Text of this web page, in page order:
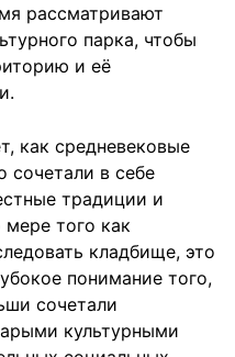
рассматривают
парка, чтобы
и её
как средневековые
сочетали в себе
традиции и
того как
кладбище, это
понимание того,
сочетали
культурными